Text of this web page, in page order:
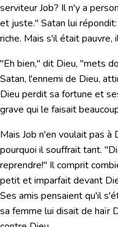
serviteur Job? Il n'y a
et juste." Satan lui
riche. Mais s'il était pauvre,
"Eh bien," dit Dieu, "mets
Satan, l'ennemi de Dieu,
Dieu perdit sa fortune et
grave qui le faisait
Mais Job n'en voulait pas à
pourquoi il souffrait tant.
reprendre!" Il comprit
petit et imparfait devant
Ses amis pensaient qu'il
sa femme lui disait de haïr